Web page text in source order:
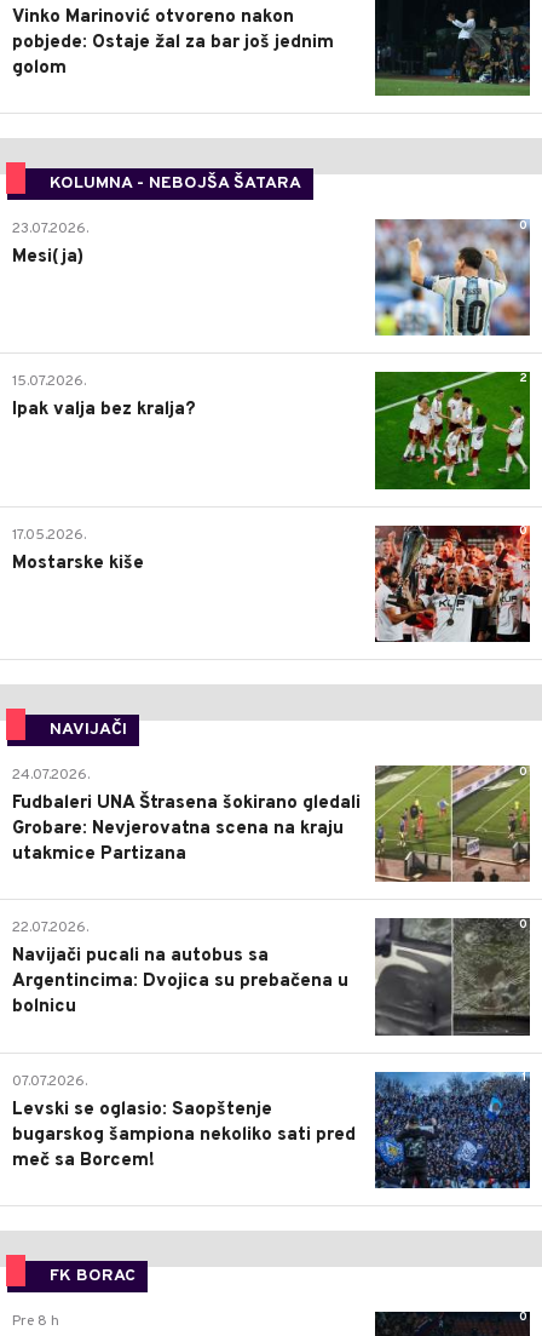
Vinko Marinović otvoreno nakon
pobjede: Ostaje žal za bar još jednim
golom
KOLUMNA - NEBOJŠA ŠATARA
0
23.07.2026.
Mesi(ja)
2
15.07.2026.
Ipak valja bez kralja?
0
17.05.2026.
Mostarske kiše
NAVIJAČI
0
24.07.2026.
Fudbaleri UNA Štrasena šokirano gledali
Grobare: Nevjerovatna scena na kraju
utakmice Partizana
0
22.07.2026.
Navijači pucali na autobus sa
Argentincima: Dvojica su prebačena u
bolnicu
1
07.07.2026.
Levski se oglasio: Saopštenje
bugarskog šampiona nekoliko sati pred
meč sa Borcem!
FK BORAC
0
Pre 8 h